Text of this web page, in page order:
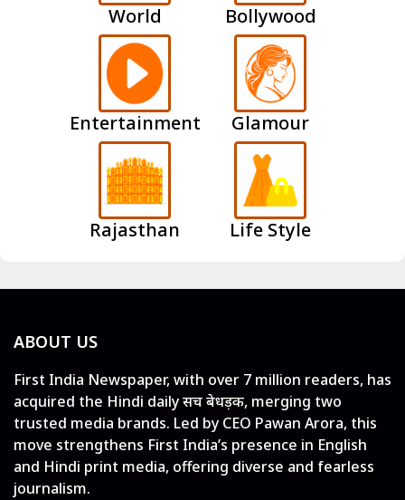
World Bollywood
Entertainment Glamour
Rajasthan Life Style
ABOUT US
First India Newspaper, with over 7 million readers, has
acquired the Hindi daily सच बेधड़क, merging two
trusted media brands. Led by CEO Pawan Arora, this
move strengthens First India’s presence in English
and Hindi print media, offering diverse and fearless
journalism.